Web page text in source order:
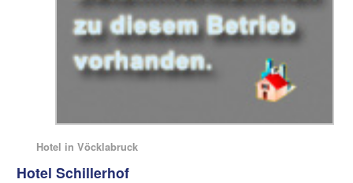
Hotel in Vöcklabruck
Hotel Schillerhof